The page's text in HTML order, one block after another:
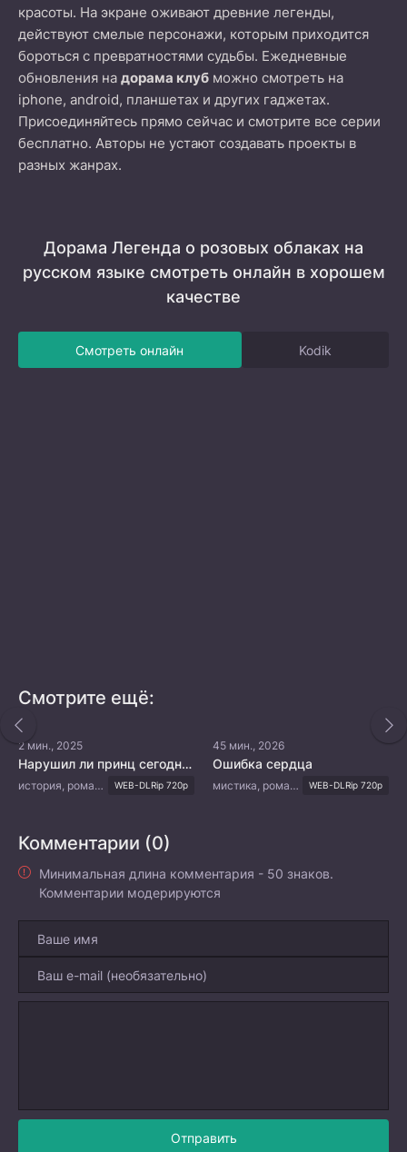
красоты. На экране оживают древние легенды,
действуют смелые персонажи, которым приходится
бороться с превратностями судьбы. Ежедневные
обновления на дорама клуб можно смотреть на
iphone, android, планшетах и других гаджетах.
Присоединяйтесь прямо сейчас и смотрите все серии
бесплатно. Авторы не устают создавать проекты в
разных жанрах.
Дорама Легенда о розовых облаках на
русском языке смотреть онлайн в хорошем
качестве
Смотреть онлайн Kodik
Смотрите ещё:
2 мин., 2025
Нарушил ли принц сегодня правила?
история, романтика WEB-DLRip 720p
45 мин., 2026
Ошибка сердца
мистика, романтика, восточные единоборства, фэнтези WEB-DLRip 720p
Комментарии (0)
Минимальная длина комментария - 50 знаков.
Комментарии модерируются
Отправить